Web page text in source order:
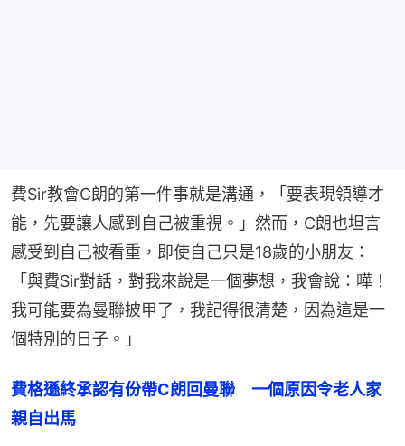
費Sir教會C朗的第一件事就是溝通，「要表現領導才
能，先要讓人感到自己被重視。」然而，C朗也坦言
感受到自己被看重，即使自己只是18歲的小朋友：
「與費Sir對話，對我來說是一個夢想，我會說：嘩！
我可能要為曼聯披甲了，我記得很清楚，因為這是一
個特別的日子。」
費格遜終承認有份帶C朗回曼聯　一個原因令老人家
親自出馬